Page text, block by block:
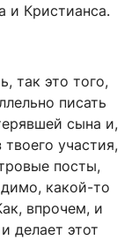
и Кристианса.
так это того,
писать
сына и,
участия,
посты,
какой-то
впрочем, и
делает этот